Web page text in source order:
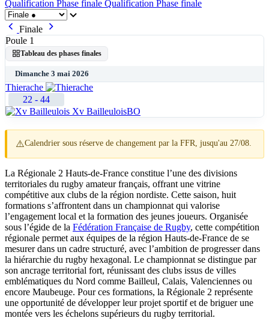
Qualification Phase finale Qualification Phase finale
Finale
Poule 1
Tableau des phases finales
Dimanche 3 mai 2026
Thierache
22 - 44
Xv BailleuloisBO
⚠️Calendrier sous réserve de changement par la FFR, jusqu'au 27/08.
La Régionale 2 Hauts-de-France constitue l’une des divisions
territoriales du rugby amateur français, offrant une vitrine
compétitive aux clubs de la région nordiste. Cette saison, huit
formations s’affrontent dans un championnat qui valorise
l’engagement local et la formation des jeunes joueurs. Organisée
sous l’égide de la Fédération Française de Rugby, cette compétition
régionale permet aux équipes de la région Hauts-de-France de se
mesurer dans un cadre structuré, avec l’ambition de progresser dans
la hiérarchie du rugby hexagonal. Le championnat se distingue par
son ancrage territorial fort, réunissant des clubs issus de villes
emblématiques du Nord comme Bailleul, Calais, Valenciennes ou
encore Maubeuge. Pour ces formations, la Régionale 2 représente
une opportunité de développer leur projet sportif et de briguer une
montée vers les échelons supérieurs du rugby territorial.